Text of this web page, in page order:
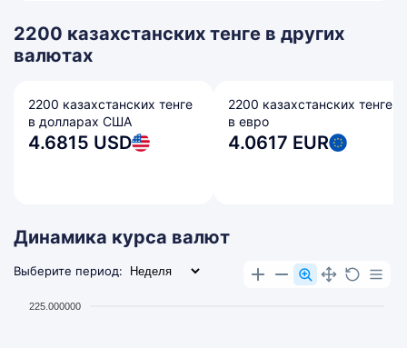
2200 казахстанских тенге в других
валютах
2200 казахстанских тенге
в долларах США
4.6815 USD
2200 казахстанских тенге
в евро
4.0617 EUR
Динамика курса валют
Выберите период:
225.000000